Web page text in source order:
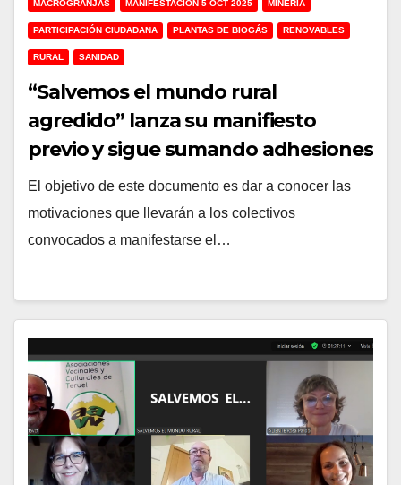
MACROGRANJAS MANIFESTACIÓN 5 OCT 2025 MINERÍA
PARTICIPACIÓN CIUDADANA PLANTAS DE BIOGÁS RENOVABLES
RURAL SANIDAD
“Salvemos el mundo rural
agredido” lanza su manifiesto
previo y sigue sumando adhesiones
para la manifestación
El objetivo de este documento es dar a conocer las
motivaciones que llevarán a los colectivos
convocados a manifestarse el…